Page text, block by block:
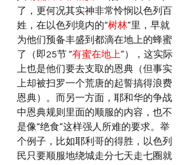
了，更何况其实神非常怜悯以色列百
姓，在以色列境内的“树林”里，早就
为他们预备丰盛到都滴在地上的蜂蜜
了（即25节 “有蜜在地上”），这实际
上也是他们要去支取的恩典（但事实
上却被扫罗一个荒唐的起誓搞得浪费
恩典）。而另一方面，耶和华的争战
中恩典规则里面的顺服的内容，也不
是像“绝食”这样强人所难的要求。举
个例子，比如耶利哥的得胜，以色列
民只要顺服地绕城走分七天走七圈就